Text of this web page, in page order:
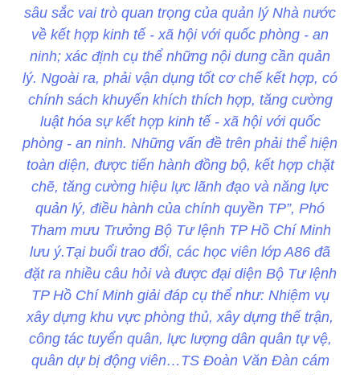
sâu sắc vai trò quan trọng của quản lý Nhà nước
về kết hợp kinh tế - xã hội với quốc phòng - an
ninh; xác định cụ thể những nội dung cần quản
lý. Ngoài ra, phải vận dụng tốt cơ chế kết hợp, có
chính sách khuyến khích thích hợp, tăng cường
luật hóa sự kết hợp kinh tế - xã hội với quốc
phòng - an ninh. Những vấn đề trên phải thể hiện
toàn diện, được tiến hành đồng bộ, kết hợp chặt
chẽ, tăng cường hiệu lực lãnh đạo và năng lực
quản lý, điều hành của chính quyền TP”, Phó
Tham mưu Trưởng Bộ Tư lệnh TP Hồ Chí Minh
lưu ý.Tại buổi trao đổi, các học viên lớp A86 đã
đặt ra nhiều câu hỏi và được đại diện Bộ Tư lệnh
TP Hồ Chí Minh giải đáp cụ thể như: Nhiệm vụ
xây dựng khu vực phòng thủ, xây dựng thế trận,
công tác tuyển quân, lực lượng dân quân tự vệ,
quân dự bị động viên…TS Đoàn Văn Đàn cám